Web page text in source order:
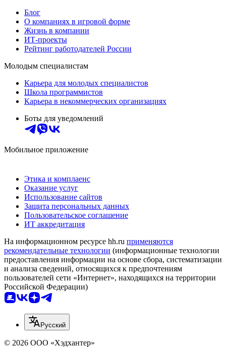
Блог
О компаниях в игровой форме
Жизнь в компании
ИТ-проекты
Рейтинг работодателей России
Молодым специалистам
Карьера для молодых специалистов
Школа программистов
Карьера в некоммерческих организациях
Боты для уведомлений
Мобильное приложение
Этика и комплаенс
Оказание услуг
Использование сайтов
Защита персональных данных
Пользовательское соглашение
ИТ аккредитация
На информационном ресурсе hh.ru применяются
рекомендательные технологии (информационные технологии
предоставления информации на основе сбора, систематизации
и анализа сведений, относящихся к предпочтениям
пользователей сети «Интернет», находящихся на территории
Российской Федерации)
Русский
© 2026 ООО «Хэдхантер»